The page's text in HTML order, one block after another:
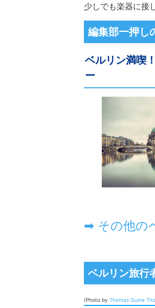
少しでも楽器に接
編集部一押し
ベルリン満喫
ー
ベルリン旅行
(Photo by Thomas Quine